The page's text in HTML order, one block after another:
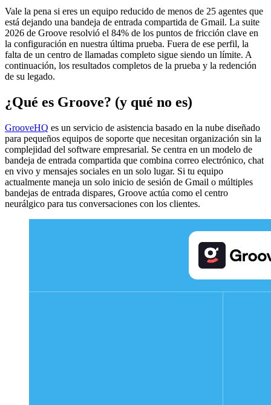
Vale la pena si eres un equipo reducido de menos de 25 agentes que
está dejando una bandeja de entrada compartida de Gmail. La suite
2026 de Groove resolvió el 84% de los puntos de fricción clave en
la configuración en nuestra última prueba. Fuera de ese perfil, la
falta de un centro de llamadas completo sigue siendo un límite. A
continuación, los resultados completos de la prueba y la redención
de su legado.
¿Qué es Groove? (y qué no es)
GrooveHQ es un servicio de asistencia basado en la nube diseñado
para pequeños equipos de soporte que necesitan organización sin la
complejidad del software empresarial. Se centra en un modelo de
bandeja de entrada compartida que combina correo electrónico, chat
en vivo y mensajes sociales en un solo lugar. Si tu equipo
actualmente maneja un solo inicio de sesión de Gmail o múltiples
bandejas de entrada dispares, Groove actúa como el centro
neurálgico para tus conversaciones con los clientes.